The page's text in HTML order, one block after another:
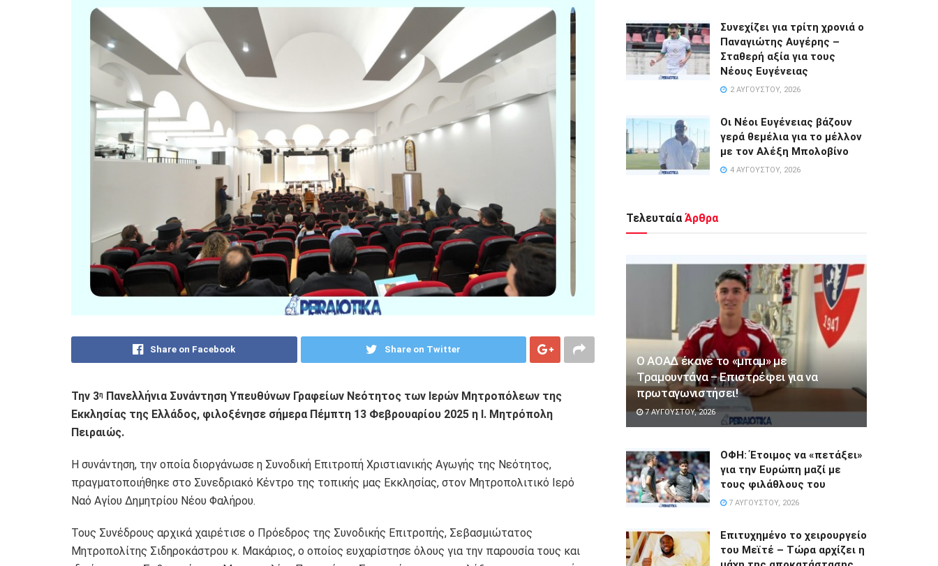
Share on Facebook Share on Twitter
Την 3η Πανελλήνια Συνάντηση Υπευθύνων Γραφείων Νεότητος των Ιερών Μητροπόλεων της
Εκκλησίας της Ελλάδος, φιλοξένησε σήμερα Πέμπτη 13 Φεβρουαρίου 2025 η Ι. Μητρόπολη
Πειραιώς.
Η συνάντηση, την οποία διοργάνωσε η Συνοδική Επιτροπή Χριστιανικής Αγωγής της Νεότητος,
πραγματοποιήθηκε στο Συνεδριακό Κέντρο της τοπικής μας Εκκλησίας, στον Μητροπολιτικό Ιερό
Ναό Αγίου Δημητρίου Νέου Φαλήρου.
Τους Συνέδρους αρχικά χαιρέτισε ο Πρόεδρος της Συνοδικής Επιτροπής, Σεβασμιώτατος
Μητροπολίτης Σιδηροκάστρου κ. Μακάριος, ο οποίος ευχαρίστησε όλους για την παρουσία τους και
Συνεχίζει για τρίτη χρονιά ο
Παναγιώτης Αυγέρης –
Σταθερή αξία για τους
Νέους Ευγένειας
2 ΑΥΓΟΎΣΤΟΥ, 2026
Οι Νέοι Ευγένειας βάζουν
γερά θεμέλια για το μέλλον
με τον Αλέξη Μπολοβίνο
4 ΑΥΓΟΎΣΤΟΥ, 2026
Τελευταία Άρθρα
Ο ΑΟΑΔ έκανε το «μπαμ» με
Τραμουντάνα – Επιστρέφει για να
πρωταγωνιστήσει!
7 ΑΥΓΟΎΣΤΟΥ, 2026
ΟΦΗ: Έτοιμος να «πετάξει»
για την Ευρώπη μαζί με
τους φιλάθλους του
7 ΑΥΓΟΎΣΤΟΥ, 2026
Επιτυχημένο το χειρουργείο
του Μεϊτέ – Τώρα αρχίζει η